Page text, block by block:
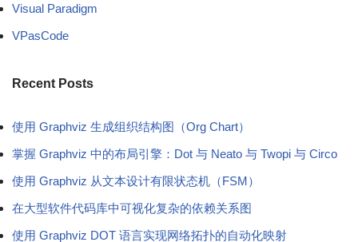
Visual Paradigm
VPasCode
Recent Posts
使用 Graphviz 生成组织结构图（Org Chart）
掌握 Graphviz 中的布局引擎：Dot 与 Neato 与 Twopi 与 Circo
使用 Graphviz 从文本设计有限状态机（FSM）
在大型软件代码库中可视化复杂的依赖关系图
使用 Graphviz DOT 语言实现网络拓扑的自动化映射